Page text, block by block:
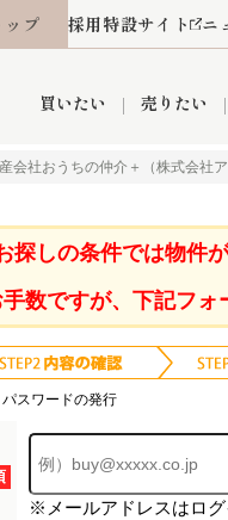
ップ 採用特設サイト ニ
買いたい
す 町名から探す
社施工物件 リノベー
携金融機関 8代疾病
売りたい
績 売却成功実績
不動産買取 空
東村山市 入間市
ォーム事例 【埼玉
採用情報 お客様
東所沢営業所 入
リフォーム おうちパ
グ おうちパークく
約 売却査定依頼
会社おうちの仲介＋（株式会社ア
探しの条件では物件
手数ですが、下記フォ
スワードの発行
※メールアドレスはログ